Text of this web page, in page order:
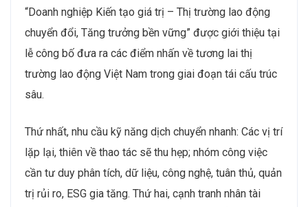
“Doanh nghiệp Kiến tạo giá trị – Thị trường lao động
chuyển đổi, Tăng trưởng bền vững” được giới thiệu tại
lễ công bố đưa ra các điểm nhấn về tương lai thị
trường lao động Việt Nam trong giai đoạn tái cấu trúc
sâu.
Thứ nhất, nhu cầu kỹ năng dịch chuyển nhanh: Các vị trí
lặp lại, thiên về thao tác sẽ thu hẹp; nhóm công việc
cần tư duy phân tích, dữ liệu, công nghệ, tuân thủ, quản
trị rủi ro, ESG gia tăng. Thứ hai, cạnh tranh nhân tài